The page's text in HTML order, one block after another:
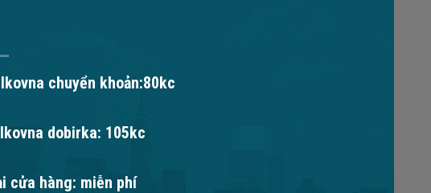
chuyển khoản:80kc
dobirka: 105kc
cửa hàng: miễn phí